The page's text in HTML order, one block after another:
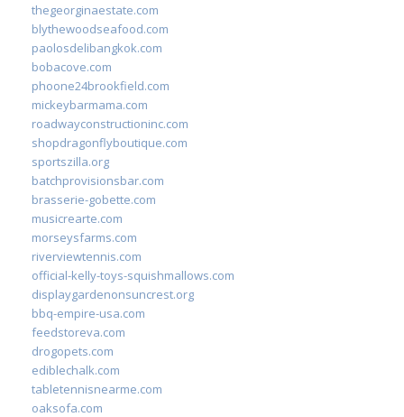
thegeorginaestate.com
blythewoodseafood.com
paolosdelibangkok.com
bobacove.com
phoone24brookfield.com
mickeybarmama.com
roadwayconstructioninc.com
shopdragonflyboutique.com
sportszilla.org
batchprovisionsbar.com
brasserie-gobette.com
musicrearte.com
morseysfarms.com
riverviewtennis.com
official-kelly-toys-squishmallows.com
displaygardenonsuncrest.org
bbq-empire-usa.com
feedstoreva.com
drogopets.com
ediblechalk.com
tabletennisnearme.com
oaksofa.com